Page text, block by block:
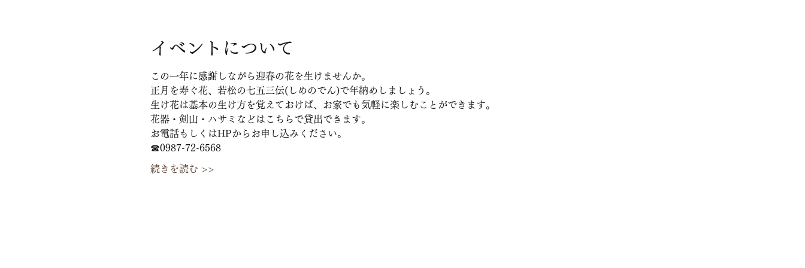
イベントについて
この一年に感謝しながら迎春の花を生けませんか。
正月を寿ぐ花、若松の七五三伝(しめのでん)で年納めしましょう。
生け花は基本の生け方を覚えておけば、お家でも気軽に楽しむことができます。
花器・剣山・ハサミなどはこちらで貸出できます。
お電話もしくはHPからお申し込みください。
☎0987-72-6568
続きを読む >>